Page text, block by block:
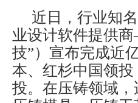
近日，行业知
业设计软件提供
技”）宣布完成近
本、红杉中国领
投。在压铸领域